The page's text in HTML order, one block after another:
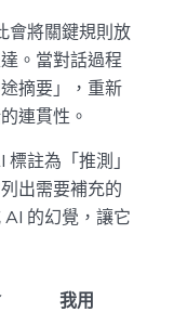
會將關鍵規則放
。當對話過程
摘要」，重新
連貫性。
註為「推測」
出需要補充的
的幻覺，讓它
我用